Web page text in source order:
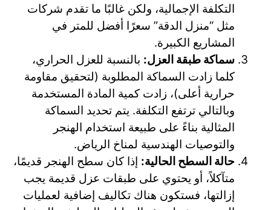
التكلفة الإجمالية، ولكن غالبًا ما تقدم شركات
مثل “منزل الدقة” سعرًا أفضل للمتر في
المشاريع الكبيرة.
سماكة طبقة العزل: بالنسبة للعزل الحراري،
كلما زادت السماكة المطلوبة (لتحقيق مقاومة
حرارية أعلى)، زادت كمية المادة المستخدمة
وبالتالي ترتفع التكلفة. يتم تحديد السماكة
المثالية بناءً على طبيعة استخدام الهنجر
والتوصيات الهندسية لمناخ الرياض.
حالة السطح الحالية: إذا كان سطح الهنجر قديمًا،
متآكلاً، أو يحتوي على طبقات عزل قديمة يجب
إزالتها، فستكون هناك تكاليف إضافية لعمليات